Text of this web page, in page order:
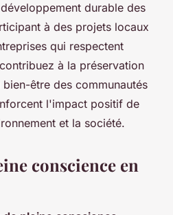
durable des
à des projets locaux
qui respectent
à la préservation
être des communautés
l'impact positif de
et la société.
conscience en